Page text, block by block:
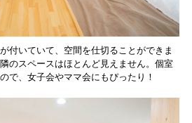
付いていて、空間を仕切ることができま
のスペースはほとんど見えません。個室
で、女子会やママ会にもぴったり！